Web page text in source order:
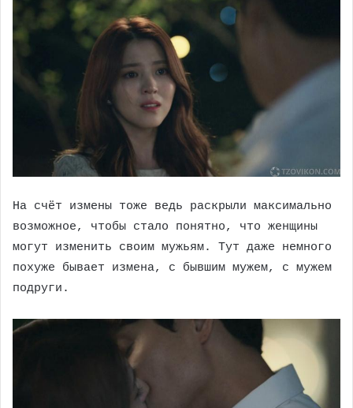
На счёт измены тоже ведь раскрыли максимально
возможное, чтобы стало понятно, что женщины
могут изменить своим мужьям. Тут даже немного
похуже бывает измена, с бывшим мужем, с мужем
подруги.